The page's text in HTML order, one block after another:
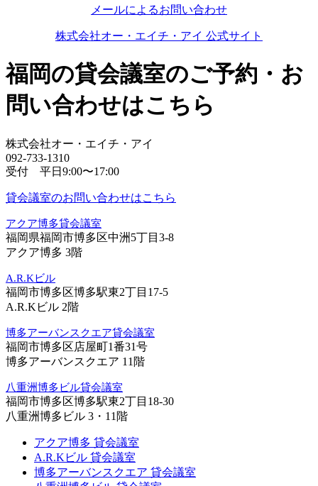
メールによるお問い合わせ
株式会社オー・エイチ・アイ 公式サイト
福岡の貸会議室のご予約・お
問い合わせはこちら
株式会社オー・エイチ・アイ
092-733-1310
受付 平日9:00〜17:00
貸会議室のお問い合わせはこちら
アクア博多貸会議室
福岡県福岡市博多区中洲5丁目3-8
アクア博多 3階
A.R.Kビル
福岡市博多区博多駅東2丁目17-5
A.R.Kビル 2階
博多アーバンスクエア貸会議室
福岡市博多区店屋町1番31号
博多アーバンスクエア 11階
八重洲博多ビル貸会議室
福岡市博多区博多駅東2丁目18-30
八重洲博多ビル 3・11階
アクア博多 貸会議室
A.R.Kビル 貸会議室
博多アーバンスクエア 貸会議室